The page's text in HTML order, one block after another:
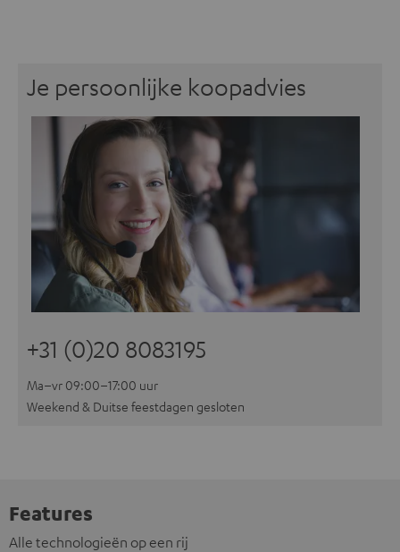
Je persoonlijke koopadvies
+31 (0)20 8083195
Ma–vr 09:00–17:00 uur
Weekend & Duitse feestdagen gesloten
Features
Alle technologieën op een rij